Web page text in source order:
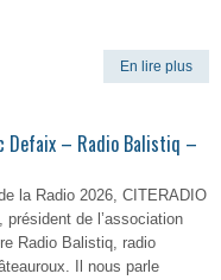
En lire plus
Defaix – Radio Balistiq –
la Radio 2026, CITERADIO
de l’association
Radio Balistiq, radio
Il nous parle